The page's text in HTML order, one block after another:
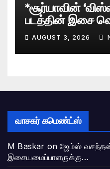
*சூர்யாவின்
படத்தின் இசை
AUGUST 3, 2026
வாசகர் கமெண்ட்ஸ்
M Baskar onஜேம்ஸ்
இசையமைப்பாளருக்கு…